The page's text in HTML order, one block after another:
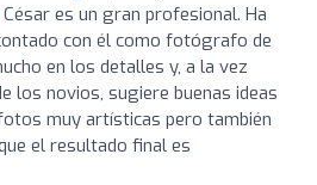
César es un gran profesional. Ha
con él como fotógrafo de
en los detalles y, a la vez
los novios, sugiere buenas ideas
muy artísticas pero también
el resultado final es